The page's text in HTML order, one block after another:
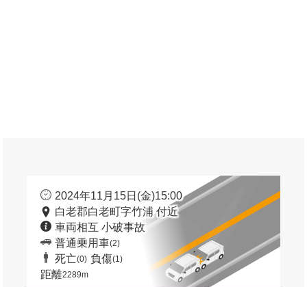
2024年11月15日(金)15:00
白老郡白老町字竹浦 付近
車両相互 小破事故
普通乗用車(2)
死亡(0) 負傷(1)
距離2289m